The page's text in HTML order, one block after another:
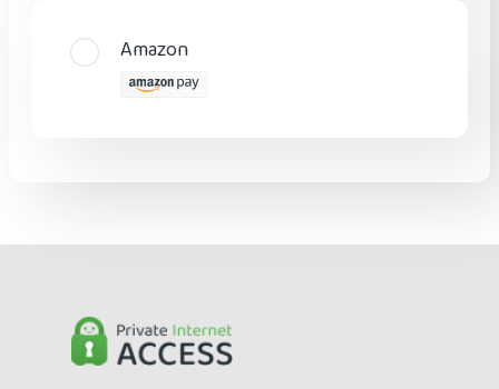
Amazon